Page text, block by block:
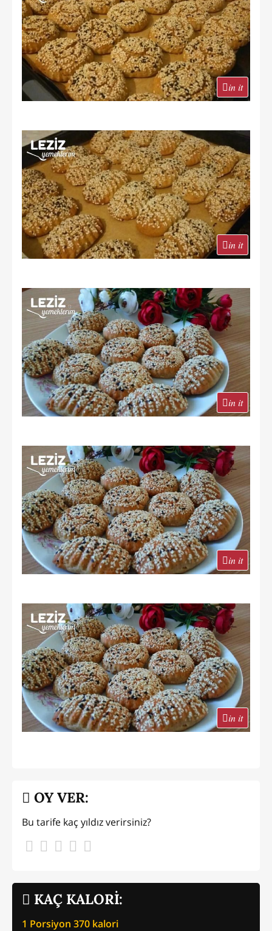
in it
in it
in it
in it
in it
KAÇ KALORİ:
1 Porsiyon 370 kalori
OY VER:
Bu tarife kaç yıldız verirsiniz?